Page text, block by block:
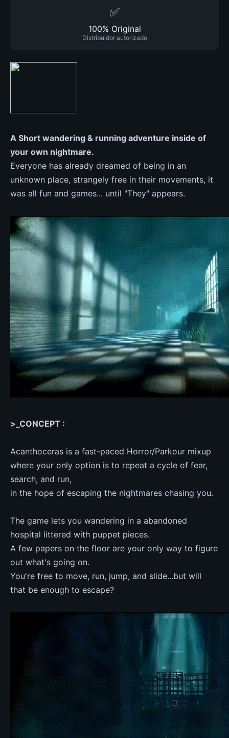
✅
100% Original
Distribuidor autorizado
A Short wandering & running adventure inside of
your own nightmare.
Everyone has already dreamed of being in an
unknown place, strangely free in their movements, it
was all fun and games... until "They" appears.
>_CONCEPT :
Acanthoceras is a fast-paced Horror/Parkour mixup
where your only option is to repeat a cycle of fear,
search, and run,
in the hope of escaping the nightmares chasing you.
The game lets you wandering in a abandoned
hospital littered with puppet pieces.
A few papers on the floor are your only way to figure
out what's going on.
You're free to move, run, jump, and slide...but will
that be enough to escape?